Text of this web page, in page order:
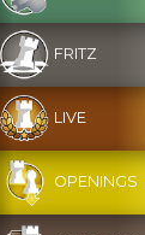
FRITZ
LIVE
OPENINGS